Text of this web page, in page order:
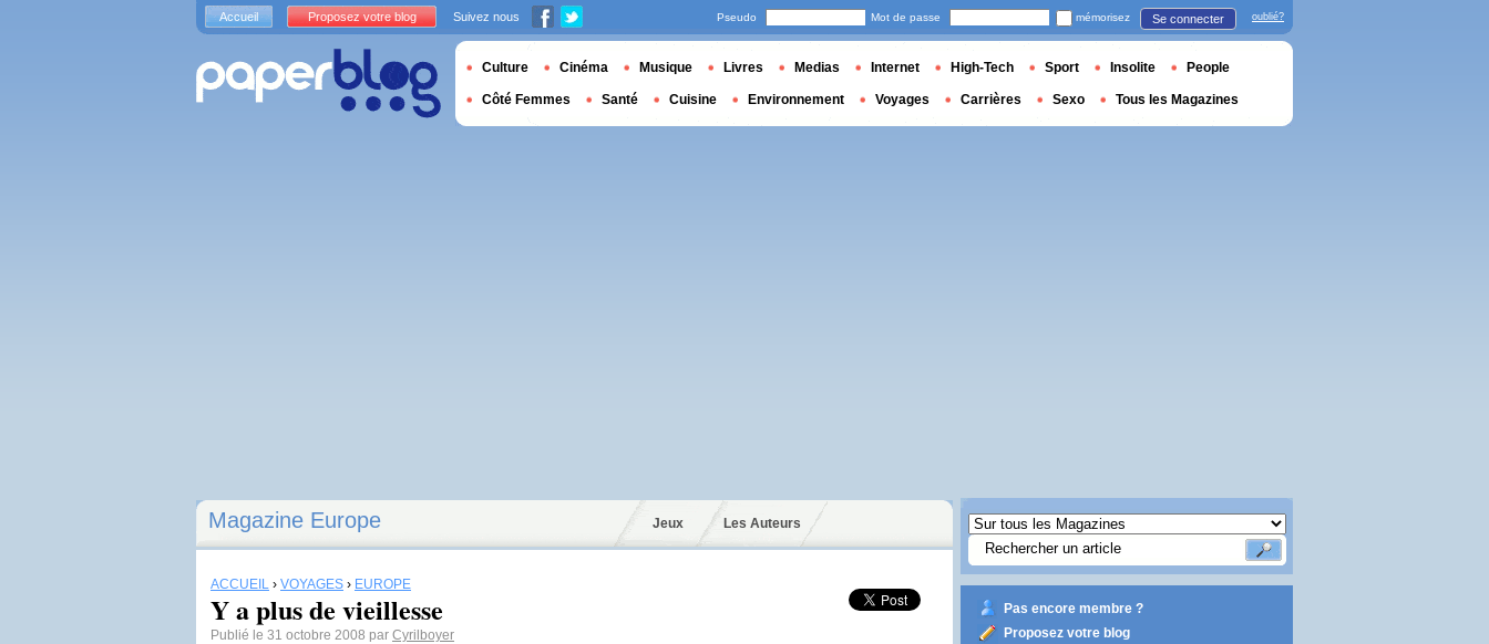
Magazine Europe Jeux Les Auteurs
ACCUEIL › VOYAGES › EUROPE
Y a plus de vieillesse
Publié le 31 octobre 2008 par Cyrilboyer
Pas encore membre ?
Proposez votre blog
Accueil Proposez votre blog Suivez nous Pseudo Mot de passe mémorisez Se connecter oublié?
Culture Cinéma Musique Livres Medias Internet High-Tech Sport Insolite People
Côté Femmes Santé Cuisine Environnement Voyages Carrières Sexo Tous les Magazines